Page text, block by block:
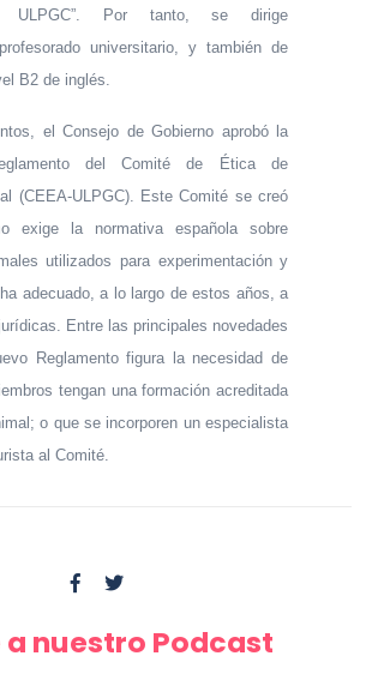
ULPGC”. Por tanto, se dirige
universitario, y también de
B2 de inglés.
el Consejo de Gobierno aprobó la
del Comité de Ética de
(CEEA-ULPGC). Este Comité se creó
exige la normativa española sobre
utilizados para experimentación y
adecuado, a lo largo de estos años, a
Entre las principales novedades
Reglamento figura la necesidad de
tengan una formación acreditada
o que se incorporen un especialista
al Comité.
nuestro Podcast